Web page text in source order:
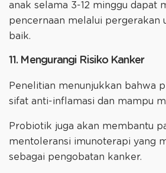
anak selama 3-12 minggu dapat
pencernaan melalui pergerakan
baik.
11. Mengurangi Risiko Kanker
Penelitian menunjukkan bahwa
sifat anti-inflamasi dan mampu
Probiotik juga akan membantu
mentoleransi imunoterapi yang
sebagai pengobatan kanker.